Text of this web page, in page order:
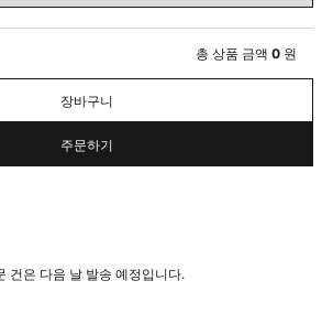
총 상품 금액 0 원
장바구니
주문하기
건은 다음 날 발송 예정입니다.